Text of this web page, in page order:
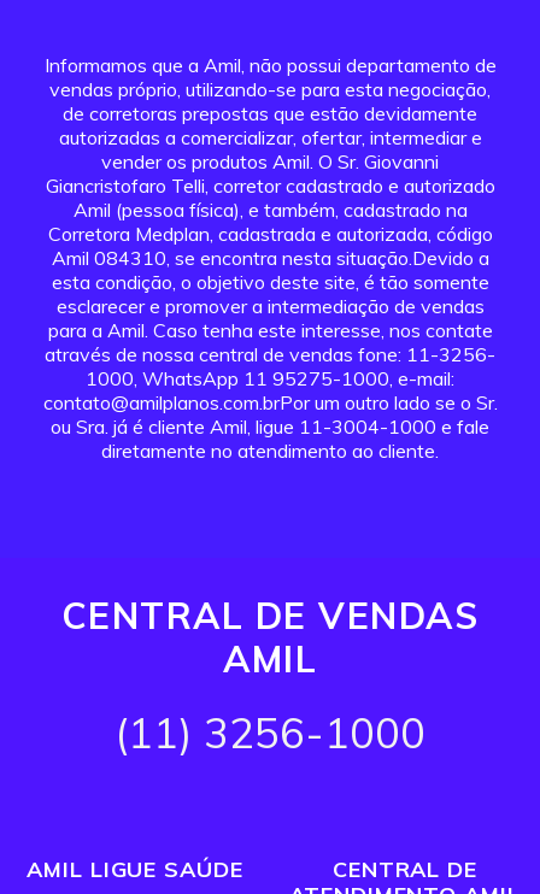
Informamos que a Amil, não possui departamento de
vendas próprio, utilizando-se para esta negociação,
de corretoras prepostas que estão devidamente
autorizadas a comercializar, ofertar, intermediar e
vender os produtos Amil. O Sr. Giovanni
Giancristofaro Telli, corretor cadastrado e autorizado
Amil (pessoa física), e também, cadastrado na
Corretora Medplan, cadastrada e autorizada, código
Amil 084310, se encontra nesta situação.Devido a
esta condição, o objetivo deste site, é tão somente
esclarecer e promover a intermediação de vendas
para a Amil. Caso tenha este interesse, nos contate
através de nossa central de vendas fone: 11-3256-
1000, WhatsApp 11 95275-1000, e-mail:
contato@amilplanos.com.brPor um outro lado se o Sr.
ou Sra. já é cliente Amil, ligue 11-3004-1000 e fale
diretamente no atendimento ao cliente.
CENTRAL DE VENDAS
AMIL
(11) 3256-1000
AMIL LIGUE SAÚDE
CENTRAL DE